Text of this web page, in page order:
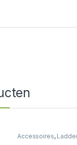
Accessoires,